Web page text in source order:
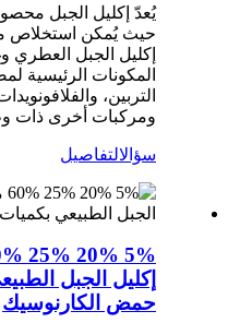
يُعدّ إكليل الجبل
حيث يُمكن استخلاص
إكليل الجبل العطري
المكونات الرئيسية
التربين،
ومركبات أخرى ذات
سؤالالتفاصيل
إكليل الجبل
حمض الكارنوسيك